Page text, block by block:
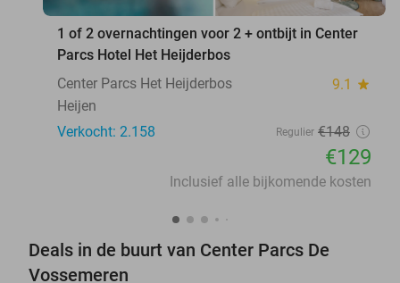
1 of 2 overnachtingen voor 2 + ontbijt in Center
Parcs Hotel Het Heijderbos
Center Parcs Het Heijderbos
9.1 star
Heijen
Verkocht: 2.158
Regulier €148
€129
Inclusief alle bijkomende kosten
Deals in de buurt van Center Parcs De
Vossemeren